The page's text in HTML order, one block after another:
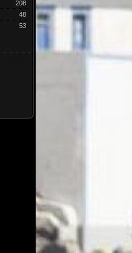
208
48
53